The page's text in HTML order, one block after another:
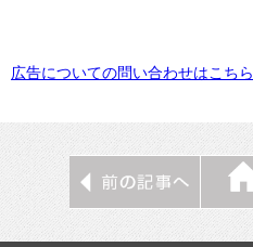
広告についての問い合わせはこちら